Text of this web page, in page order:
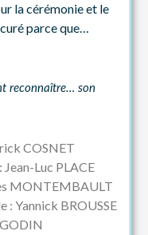
la cérémonie et le
parce que…
reconnaître… son
COSNET
Luc PLACE
MONTEMBAULT
: Yannick BROUSSE